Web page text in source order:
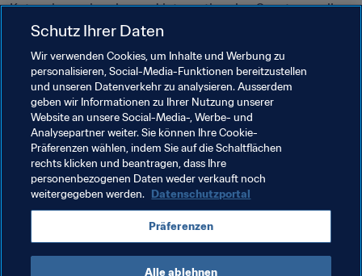
Katars im regionalen und internationalen Sport, vor allem
im Fussball.“
Der FIFA-Arabien-Pokal™, der bis zum katarischen
Nationalfeiertag am 18. Dezember dauert, bietet
32 spannende Spiele in sechs topmodernen Stadien, die
alle den Geist Katars versprühen.
Verwandte Themen
Organisation Organisation
FIFA-Arabien-Pokal 2021™️ Qatar AFC
Schutz Ihrer Daten
Wir verwenden Cookies, um Inhalte und Werbung zu
personalisieren, Social-Media-Funktionen bereitzustellen
und unseren Datenverkehr zu analysieren. Ausserdem
geben wir Informationen zu Ihrer Nutzung unserer
Website an unsere Social-Media-, Werbe- und
Analysepartner weiter. Sie können Ihre Cookie-
Präferenzen wählen, indem Sie auf die Schaltflächen
rechts klicken und beantragen, dass Ihre
personenbezogenen Daten weder verkauft noch
weitergegeben werden. Datenschutzportal
Präferenzen
Alle ablehnen